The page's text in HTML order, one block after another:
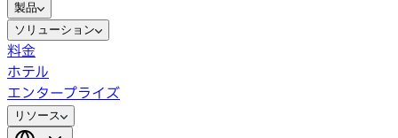
製品
ソリューション
料金
ホテル
エンタープライズ
リソース